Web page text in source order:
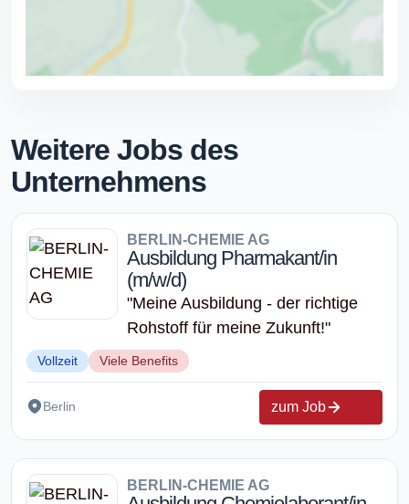
Weitere Jobs des
Unternehmens
BERLIN-CHEMIE AG
Ausbildung Pharmakant/in
(m/w/d)
"Meine Ausbildung - der richtige
Rohstoff für meine Zukunft!"
Vollzeit Viele Benefits
Berlin zum Job
BERLIN-CHEMIE AG